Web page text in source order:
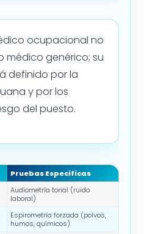
ocupacional no
médico genérico; su
definido por la
y por los
del puesto.
Pruebas Específicas
Audiometría tonal (ruido
laboral)
Espirometría forzada (polvos,
humos, químicos)